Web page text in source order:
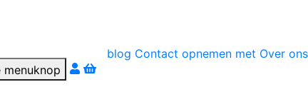
blog Contact opnemen met Over ons